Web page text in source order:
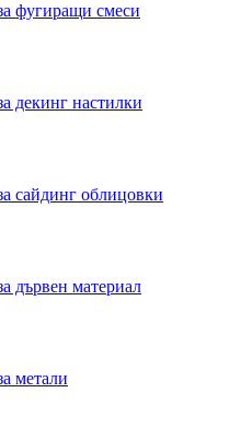
фугиращи смеси
декинг настилки
сайдинг облицовки
дървен материал
метали